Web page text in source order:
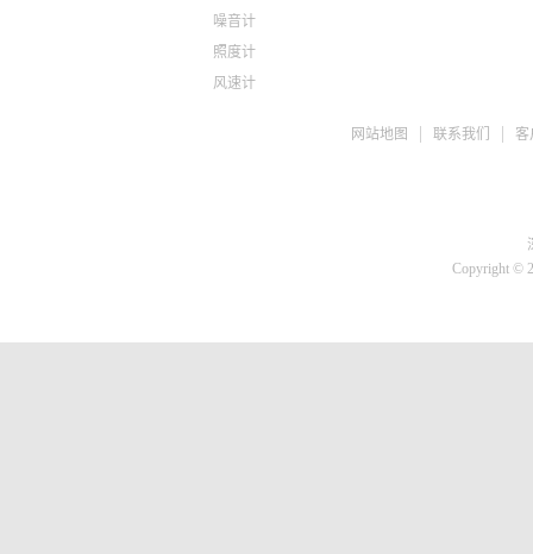
噪音计
照度计
风速计
网站地图 联系我们 客
Copyright ©